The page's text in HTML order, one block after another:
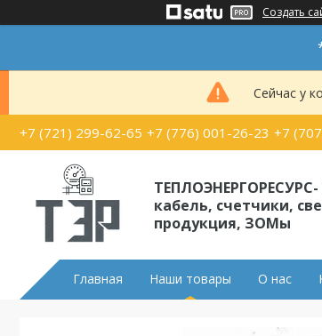
Создать
Сейчас у
+7 (721) 299-62-65 +7 (776) 001-26-23 +7
кабель, счетчики,
продукция, ЗОМы
Главная Наши товары О нас